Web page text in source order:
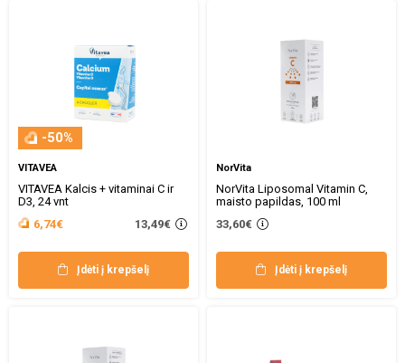
-50%
VITAVEA
VITAVEA Kalcis + vitaminai C ir
D3, 24 vnt
6,74€
13,49€
Įdėti į krepšelį
NorVita
NorVita Liposomal Vitamin C,
maisto papildas, 100 ml
33,60€
Įdėti į krepšelį